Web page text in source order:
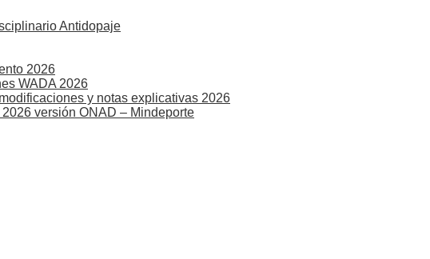
Antidopaje
2026
WADA 2026
y notas explicativas 2026
versión ONAD – Mindeporte